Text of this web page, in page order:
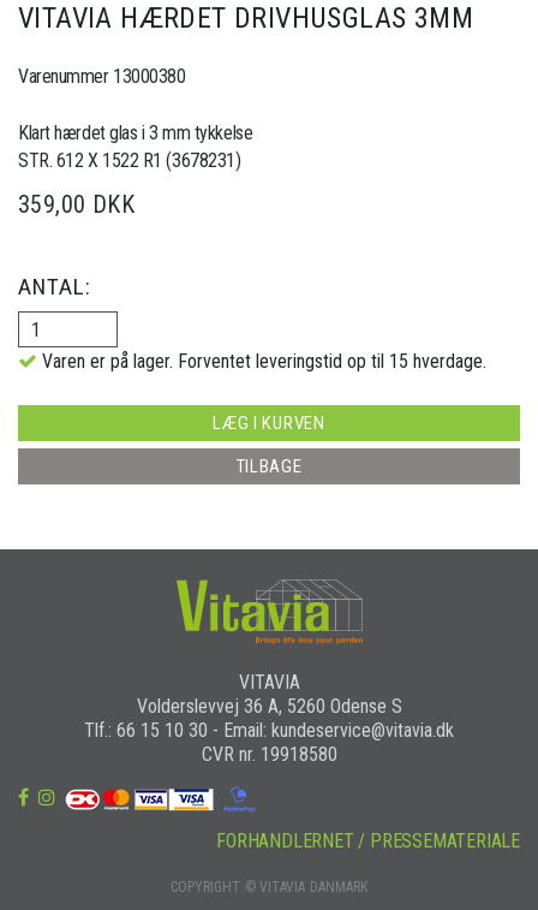
VITAVIA HÆRDET DRIVHUSGLAS 3MM
Varenummer 13000380
Klart hærdet glas i 3 mm tykkelse
STR. 612 X 1522 R1 (3678231)
359,00 DKK
ANTAL:
Varen er på lager. Forventet leveringstid op til 15 hverdage.
LÆG I KURVEN
TILBAGE
VITAVIA
Volderslevvej 36 A, 5260 Odense S
Tlf.: 66 15 10 30 - Email: kundeservice@vitavia.dk
CVR nr. 19918580
COPYRIGHT © VITAVIA DANMARK
FORHANDLERNET / PRESSEMATERIALE